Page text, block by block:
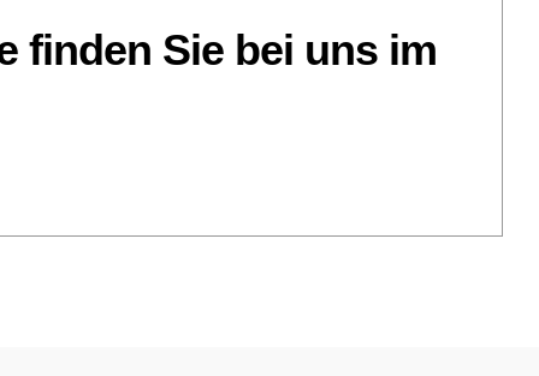
finden Sie bei uns im